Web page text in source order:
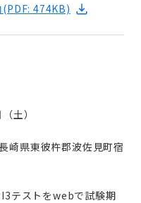
(PDF: 474KB)
土）
崎県東彼杵郡波佐見町宿
テストをwebで試験期